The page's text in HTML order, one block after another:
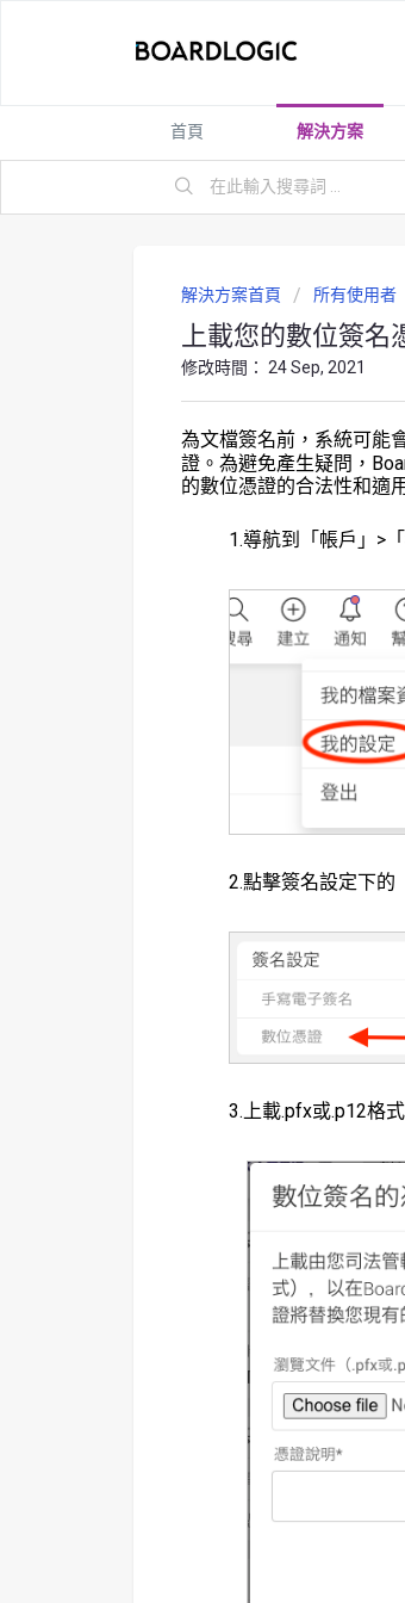
首頁 解決方案
解決方案首頁 所有使用者
上載您的數位簽名
修改時間： 24 Sep, 2021
為文檔簽名前，系統可能
證 。為避免產生疑問，
的數位憑證的合法性和適
1.導航到「帳戶」>「
2.點擊簽名設定下的
3.上載.pfx或.p12格